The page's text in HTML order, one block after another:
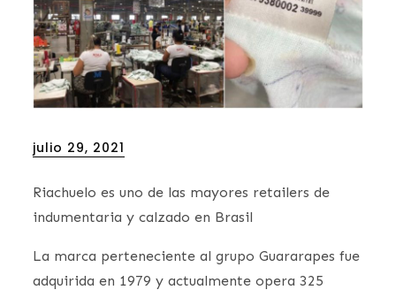
Posted
julio 29, 2021
Riachuelo es uno de las mayores retailers de
indumentaria y calzado en Brasil
La marca perteneciente al grupo Guararapes fue
adquirida en 1979 y actualmente opera 325